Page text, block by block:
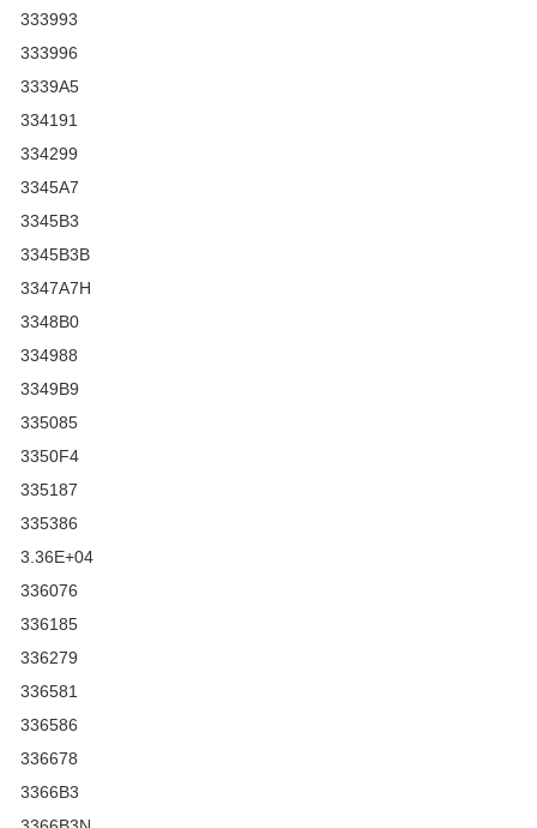
333993
333996
3339A5
334191
334299
3345A7
3345B3
3345B3B
3347A7H
3348B0
334988
3349B9
335085
3350F4
335187
335386
3.36E+04
336076
336185
336279
336581
336586
336678
3366B3